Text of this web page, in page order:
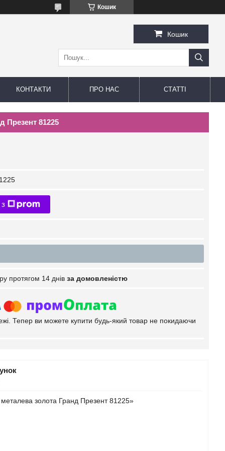
Кошик
Кошик
КОНТАКТИ ПРО НАС СТАТТІ
Презент 81225
протягом 14 днів за домовленістю
Тепер ви можете купити будь-який товар не покидаючи
золота Гранд Презент 81225»